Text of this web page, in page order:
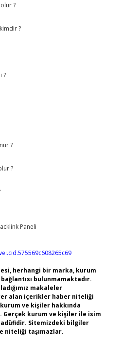
?
?
?
?
?
herhangi bir marka, kurum
bulunmamaktadır.
makaleler
alan içerikler haber niteliği
ve kişiler hakkında
Gerçek kurum ve kişiler ile isim
Sitemizdeki bilgiler
niteliği taşımazlar.